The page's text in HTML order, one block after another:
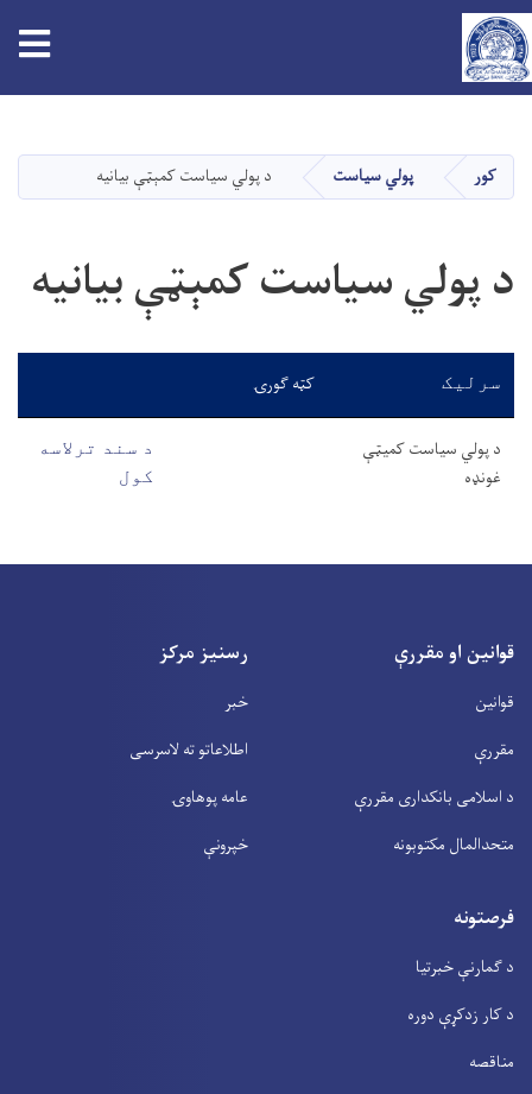
دانګل
کور پولي سیاست د پولي سیاست کمېټې بیانیه
د پولي سیاست کمېټې بیانیه
سرليک کټه ګورۍ
د پولي سیاست کمیټې
غونډه
د سند ترلاسه
کول
قوانین او مقررې
قوانین
مقررې
د اسلامی بانکداری مقررې
متحدالمال مکتوبونه
رسنیز مرکز
خبر
اطلاعاتو ته لاسرسی
عامه پوهاوۍ
خپرونې
فرصتونه
د ګمارنې خبرتیا
د کار زدکړې دوره
مناقصه